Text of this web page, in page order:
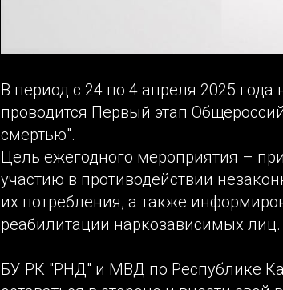
В период с 24 по 4 апреля 2025
проводится Первый этап
смертью".
Цель ежегодного мероприятия –
участию в противодействии
их потребления, а также
реабилитации наркозависимых лиц.
БУ РК "РНД" и МВД по Республике